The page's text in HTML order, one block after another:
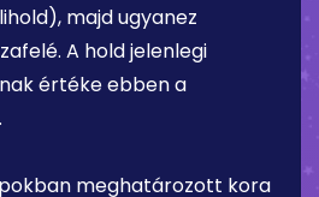
majd ugyanez
A hold jelenlegi
értéke ebben a
.
meghatározott kora